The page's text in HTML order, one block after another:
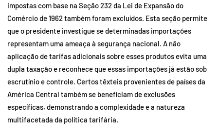
impostas com base na Seção 232 da Lei de Expansão do
Comércio de 1962 também foram excluídos. Esta seção permite
que o presidente investigue se determinadas importações
representam uma ameaça à segurança nacional. A não
aplicação de tarifas adicionais sobre esses produtos evita uma
dupla taxação e reconhece que essas importações já estão sob
escrutínio e controle. Certos têxteis provenientes de países da
América Central também se beneficiam de exclusões
específicas, demonstrando a complexidade e a natureza
multifacetada da política tarifária.